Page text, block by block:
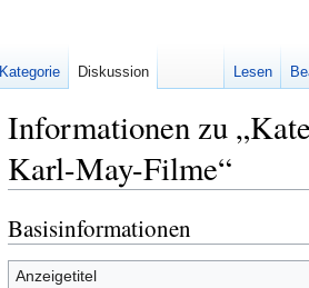
Informationen zu
Karl-May-Filme“
Zur
Navigation
springen
Zur
Suche
springen
Basisinformationen
Anzeigetitel
Kategorie Diskussion Lesen